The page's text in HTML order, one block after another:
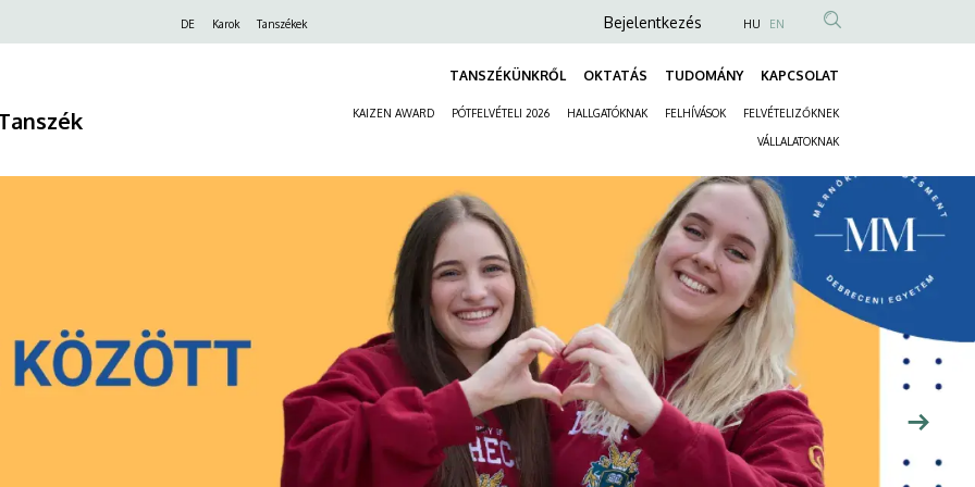
DE Karok Tanszékek
Anonim
fiók
menüje
Bejelentkezés HU EN
TANSZÉKÜNKRŐL OKTATÁS TUDOMÁNY KAPCSOLAT
navigáció
KAIZEN AWARD PÓTFELVÉTELI 2026 HALLGATÓKNAK FELHÍVÁSOK FELVÉTELIZŐKNEK
VÁLLALATOKNAK